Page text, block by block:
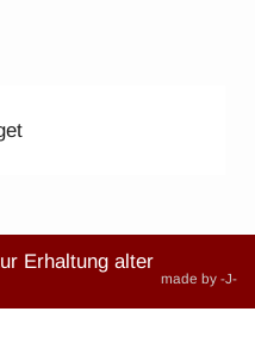
Erhaltung alter
made by -J-